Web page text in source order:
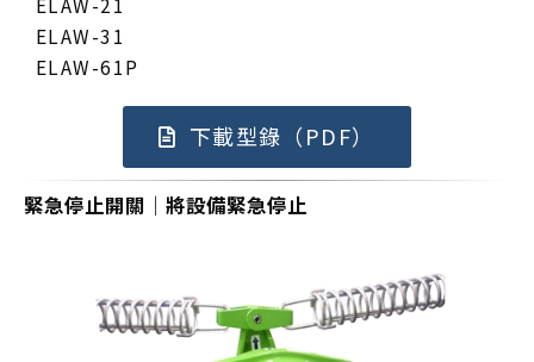
ELAW-31
ELAW-61P
下載型錄（PDF）
緊急停止開關｜將設備緊急停止